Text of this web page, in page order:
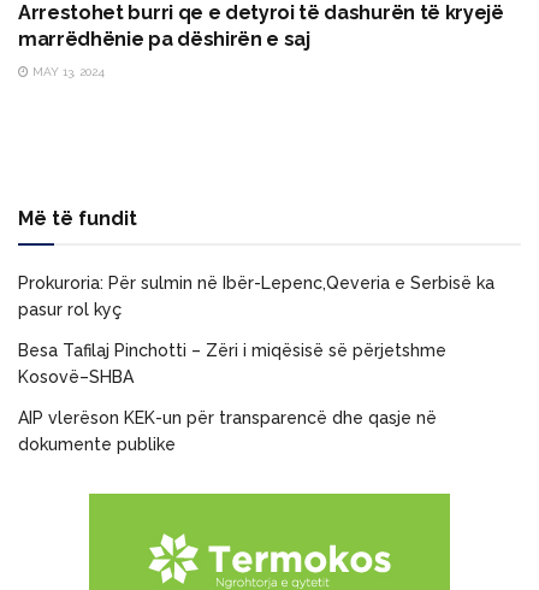
Arrestohet burri qe e detyroi të dashurën të kryejë
marrëdhënie pa dëshirën e saj
MAY 13, 2024
Më të fundit
Prokuroria: Për sulmin në Ibër-Lepenc,Qeveria e Serbisë ka
pasur rol kyç
Besa Tafilaj Pinchotti – Zëri i miqësisë së përjetshme
Kosovë–SHBA
AIP vlerëson KEK-un për transparencë dhe qasje në
dokumente publike